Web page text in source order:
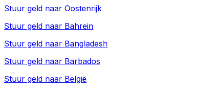
Stuur geld naar Oostenrijk
Stuur geld naar Bahrein
Stuur geld naar Bangladesh
Stuur geld naar Barbados
Stuur geld naar België